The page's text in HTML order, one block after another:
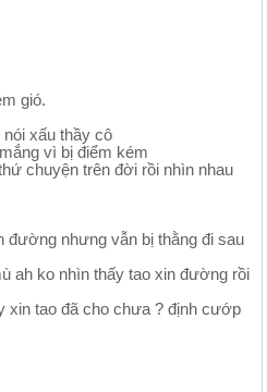
gió.
xấu thầy cô
vì bị điểm kém
chuyện trên đời rồi nhìn nhau
đường nhưng vẫn bị thằng đi sau
ah ko nhìn thấy tao xin đường rồi
xin tao đã cho chưa ? định cướp